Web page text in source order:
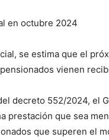
en octubre 2024
se estima que el
vienen
decreto 552/2024, el
prestación que sea
que superen el